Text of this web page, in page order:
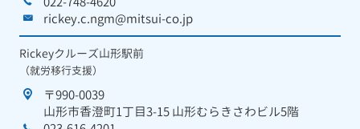
rickey.c.ngm@mitsui-co.jp
Rickeyクルーズ山形駅前
（就労移行支援）
〒990-0039
山形市香澄町1丁目3-15 山形むらきさわビル5階